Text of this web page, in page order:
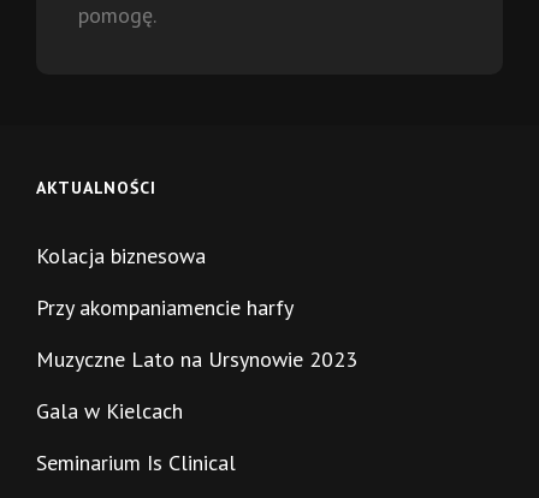
pomogę.
AKTUALNOŚCI
Kolacja biznesowa
Przy akompaniamencie harfy
Muzyczne Lato na Ursynowie 2023
Gala w Kielcach
Seminarium Is Clinical